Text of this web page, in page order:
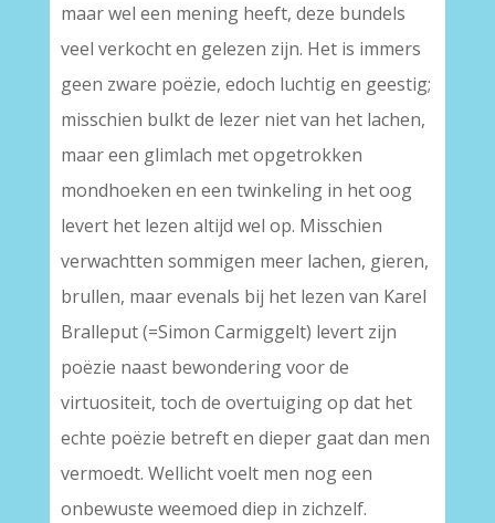
maar wel een mening heeft, deze bundels
veel verkocht en gelezen zijn. Het is immers
geen zware poëzie, edoch luchtig en geestig;
misschien bulkt de lezer niet van het lachen,
maar een glimlach met opgetrokken
mondhoeken en een twinkeling in het oog
levert het lezen altijd wel op. Misschien
verwachtten sommigen meer lachen, gieren,
brullen, maar evenals bij het lezen van Karel
Bralleput (=Simon Carmiggelt) levert zijn
poëzie naast bewondering voor de
virtuositeit, toch de overtuiging op dat het
echte poëzie betreft en dieper gaat dan men
vermoedt. Wellicht voelt men nog een
onbewuste weemoed diep in zichzelf.